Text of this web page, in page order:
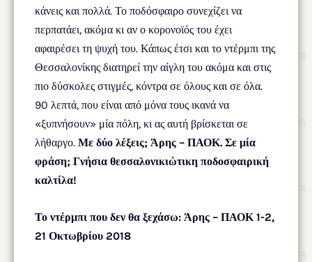
κάνεις και πολλά. Το ποδόσφαιρο συνεχίζει να
περπατάει, ακόμα κι αν ο κορονοϊός του έχει
αφαιρέσει τη ψυχή του. Κάπως έτσι και το ντέρμπι της
Θεσσαλονίκης διατηρεί την αίγλη του ακόμα και στις
πιο δύσκολες στιγμές, κόντρα σε όλους και σε όλα.
90 λεπτά, που είναι από μόνα τους ικανά να
«ξυπνήσουν» μία πόλη, κι ας αυτή βρίσκεται σε
λήθαργο. Με δύο λέξεις; Άρης – ΠΑΟΚ. Σε μία
φράση; Γνήσια θεσσαλονικιώτικη ποδοσφαιρική
καλτίλα!
Το ντέρμπι που δεν θα ξεχάσω: Άρης – ΠΑΟΚ 1-2,
21 Οκτωβρίου 2018